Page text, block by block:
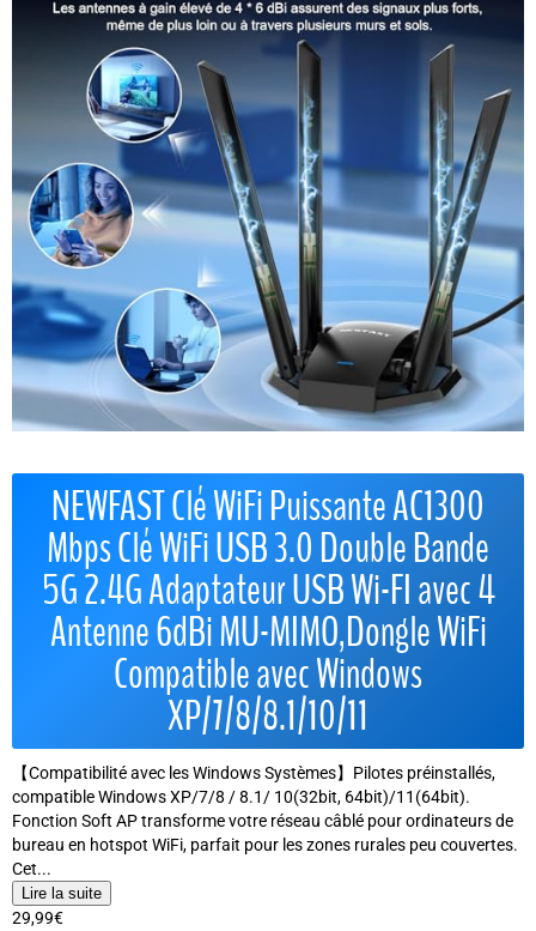
NEWFAST Clé WiFi Puissante AC1300
Mbps Clé WiFi USB 3.0 Double Bande
5G 2.4G Adaptateur USB Wi-FI avec 4
Antenne 6dBi MU-MIMO,Dongle WiFi
Compatible avec Windows
XP/7/8/8.1/10/11
【Compatibilité avec les Windows Systèmes】Pilotes préinstallés,
compatible Windows XP/7/8 / 8.1/ 10(32bit, 64bit)/11(64bit).
Fonction Soft AP transforme votre réseau câblé pour ordinateurs de
bureau en hotspot WiFi, parfait pour les zones rurales peu couvertes.
Cet...
Lire la suite
29,99€